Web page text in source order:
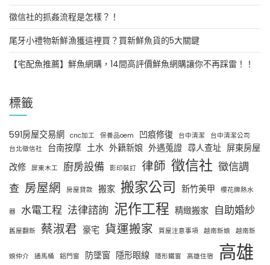
徵信社的抓姦流程是怎樣？！
尾牙小禮物新鮮漁獲這裡買？買新鮮魚貨的5大關鍵
【宅配魚推薦】鮮魚網購，14間高評價鮮魚網購讓你不再踩雷！！
標籤
591房屋交易網 cnc加工 保養品oem 凹痕修復 台中清潔
台中清潔公司
台北徵信社
台南按摩 土水 外籍新娘 外遇蒐證 尋人查址 屏東房屋
改修 屏東木工 廚房設備 影印裝訂 律師 徵信社 徵信調
查 房屋網 房屋貸款 搬家 搬家公司 新竹美甲 櫻花牌熱水
器 水電工程 法律諮詢 泥作工程 精緻搬家 自助婚紗
舊屋翻新 蔡淑君 豪宅 貨運搬家 買屋注意事項 越南新娘 越南新
娘仲介 通馬桶 鋁門窗 防墜窗 隱形眼線 隱形鐵窗 高雄住宿
高雄